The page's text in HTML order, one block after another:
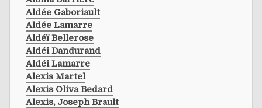
Aldée Gaboriault
Aldée Lamarre
Aldéï Bellerose
Aldéi Dandurand
Aldéi Lamarre
Alexis Martel
Alexis Oliva Bedard
Alexis, Joseph Brault